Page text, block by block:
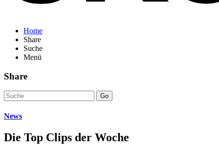
Home
Share
Suche
Menü
Share
Go
News
Die Top Clips der Woche